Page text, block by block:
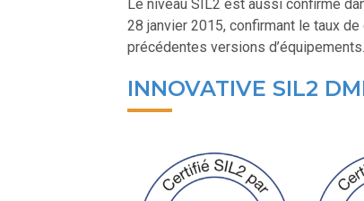
Le niveau SIL2 est aussi confirmé
28 janvier 2015, confirmant le taux
précédentes versions d’équipements.
INNOVATIVE SIL2